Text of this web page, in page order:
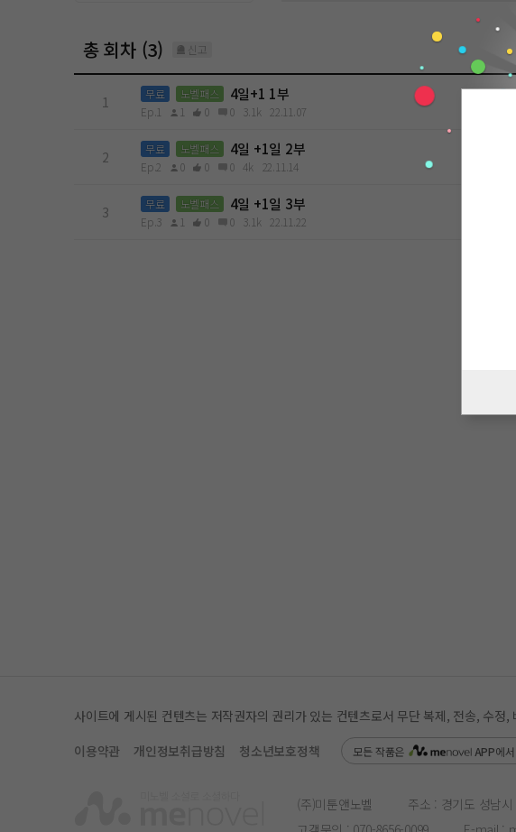
총 회차 (3) 신고
1 무료 노벨패스 4일+1 1부
Ep.1 1 0 0 3.1k 22.11.07
2 무료 노벨패스 4일 +1일 2부
Ep.2 0 0 0 4k 22.11.14
3 무료 노벨패스 4일 +1일 3부
Ep.3 1 0 0 3.1k 22.11.22
사이트에 게시된 컨텐츠는 저작권자의 권리가 있는 컨텐츠로서 무단 복제, 전송, 수정
이용약관
개인정보취급방침 청소년보호정책 모든 작품은 APP에
(주)미툰앤노벨 주소 : 경기도 성남